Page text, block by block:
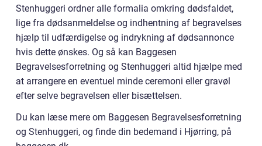
Stenhuggeri ordner alle formalia omkring dødsfaldet,
lige fra dødsanmeldelse og indhentning af begravelses
hjælp til udfærdigelse og indrykning af dødsannonce
hvis dette ønskes. Og så kan Baggesen
Begravelsesforretning og Stenhuggeri altid hjælpe med
at arrangere en eventuel minde ceremoni eller gravøl
efter selve begravelsen eller bisættelsen.
Du kan læse mere om Baggesen Begravelsesforretning
og Stenhuggeri, og finde din bedemand i Hjørring, på